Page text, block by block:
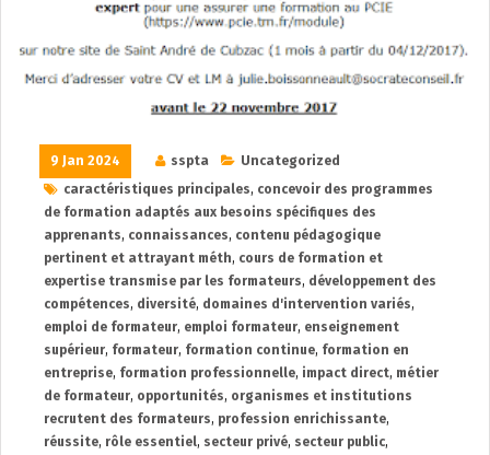
9 Jan 2024 sspta
Uncategorized
caractéristiques principales, concevoir des programmes
de formation adaptés aux besoins spécifiques des
apprenants, connaissances, contenu pédagogique
pertinent et attrayant méth, cours de formation et
expertise transmise par les formateurs, développement des
compétences, diversité, domaines d'intervention variés,
emploi de formateur, emploi formateur, enseignement
supérieur, formateur, formation continue, formation en
entreprise, formation professionnelle, impact direct, métier
de formateur, opportunités, organismes et institutions
recrutent des formateurs, profession enrichissante,
réussite, rôle essentiel, secteur privé, secteur public,